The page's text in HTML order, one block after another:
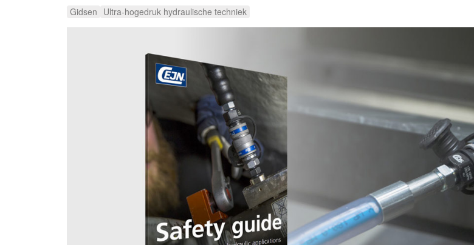
Gidsen Ultra-hogedruk hydraulische techniek